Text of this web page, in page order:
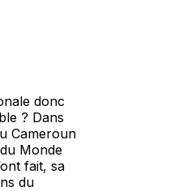
donc
? Dans
Cameroun
Monde
fait, sa
du